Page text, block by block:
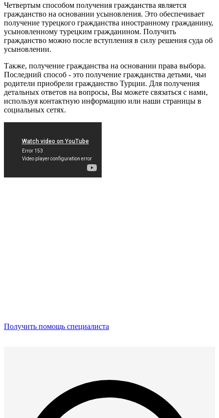
Четвертым способом получения гражданства является
гражданство на основании усыновления. Это обеспечивает
получение турецкого гражданства иностранному гражданину,
усыновленному турецким гражданином. Получить
гражданство можно после вступления в силу решения суда об
усыновлении.
Также, получение гражданства на основании права выбора.
Последний способ - это получение гражданства детьми, чьи
родители приобрели гражданство Турции. Для получения
детальных ответов на вопросы, Вы можете связаться с нами,
используя контактную информацию или наши страницы в
социальных сетях.
Получить помощь специалиста